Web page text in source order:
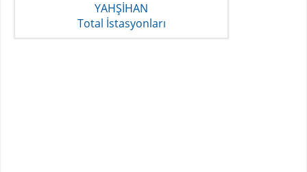
YAHŞİHAN
Total İstasyonları